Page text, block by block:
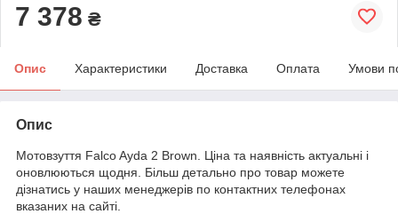
7 378 ₴
Опис Характеристики Доставка Оплата Умови
Опис
Мотовзуття Falco Ayda 2 Brown. Ціна та наявність актуальні і
оновлюються щодня. Більш детально про товар можете
дізнатись у наших менеджерів по контактних телефонах
вказаних на сайті.